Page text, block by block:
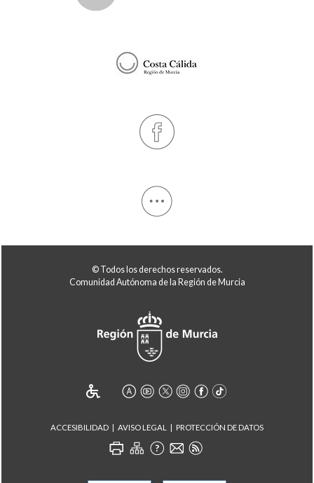
© Todos los derechos reservados.
Comunidad Autónoma de la Región de Murcia
ACCESIBILIDAD AVISO LEGAL PROTECCIÓN DE DATOS